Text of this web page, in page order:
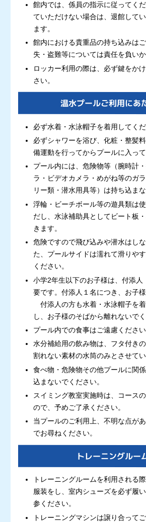
館内では、係員の指示に従ってく
ていただけない場合は、退館して
ます。
館内における貴重品の持ち込みは
失・盗難等については責任を負いか
ロッカー利用の際は、必ず鍵をか
さい。
温水プールご利用にあ
必ず水着・水泳帽子を着用してくだ
必ずシャワーを浴び、化粧・整髪
備運動を行ってからプールに入って
プール内には、危険物等（腕時計
ラ・ビデオカメラ・めがね等のガ
リー類・潜水用具等）は持ち込まな
浮輪・ビーチボール等の遊具類は
だし、水泳補助具としてビート板
きます。
危険ですので飛び込みや潜水はし
た、プールサイドは濡れて滑りや
ください。
小学2年生以下のお子様は、付添人
要です。付添人１名につき、お子様
付添人の方も水着・水泳帽子を
し、お子様のそばから離れないでく
プール内での食事はご遠慮ください
水分補給用の飲み物は、フタ付きの
割れない素材の水筒のみとさせてい
食べ物・危険物その他プールに関
込まないでください。
スイミング教室実施時は、コース
ので、予めご了承ください。
当プールのご利用上、不明な点が
でお尋ねください。
トレーニングルー
トレーニングルームを利用される
服装をし、室内シューズを必ず履
参ください。
トレーニングマシンは譲り合って